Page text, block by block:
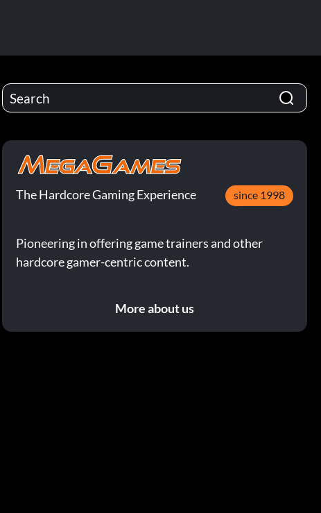
The Hardcore Gaming Experience since 1998
Pioneering in offering game trainers and other
hardcore gamer-centric content.
More about us